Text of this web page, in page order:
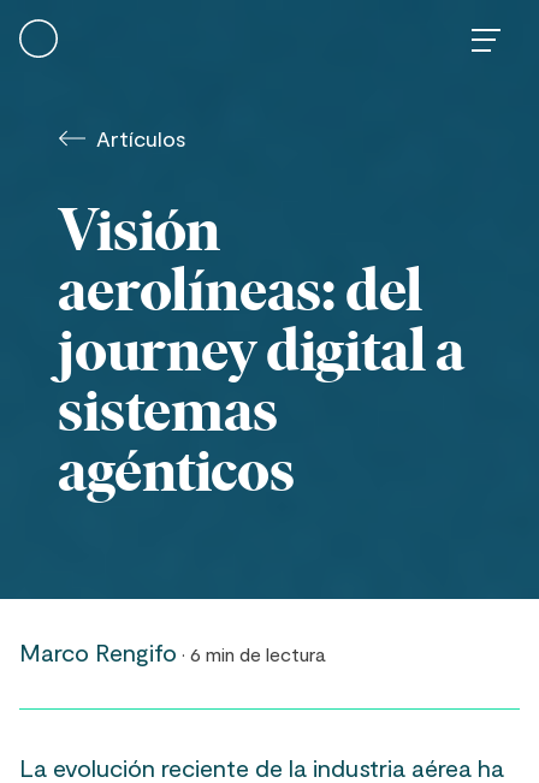
Artículos
Visión
aerolíneas: del
journey digital a
sistemas
agénticos
Marco Rengifo · 6 min de lectura
La evolución reciente de la industria aérea ha